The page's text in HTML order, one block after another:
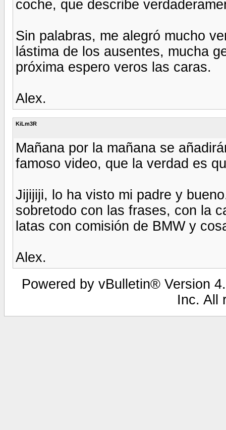
coche, que describe
Sin palabras, me alegró mucho
lástima de los ausentes, mucha
próxima espero veros las caras.
Alex.
KiLm3R
Mañana por la mañana se
famoso video, que la verdad es
Jijijiji, lo ha visto mi padre y
sobretodo con las frases, con la
latas con comisión de BMW y
Alex.
Powered by vBulletin® Version
Inc. All